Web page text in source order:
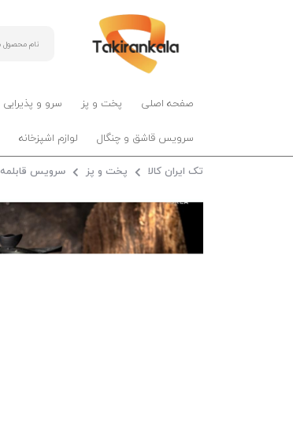
صفحه اصلی پخت و پز سرو و پذیرایی
سرویس قاشق و چنگال لوازم اشپزخانه
تک ایران کالا پخت و پز سرویس قابلمه